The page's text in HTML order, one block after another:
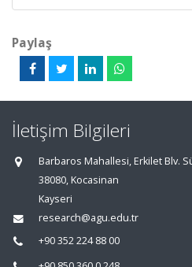
Paylaş
İletişim Bilgileri
Barbaros Mahallesi, Erkilet Blv.
38080, Kocasinan
Kayseri
research@agu.edu.tr
+90 352 224 88 00